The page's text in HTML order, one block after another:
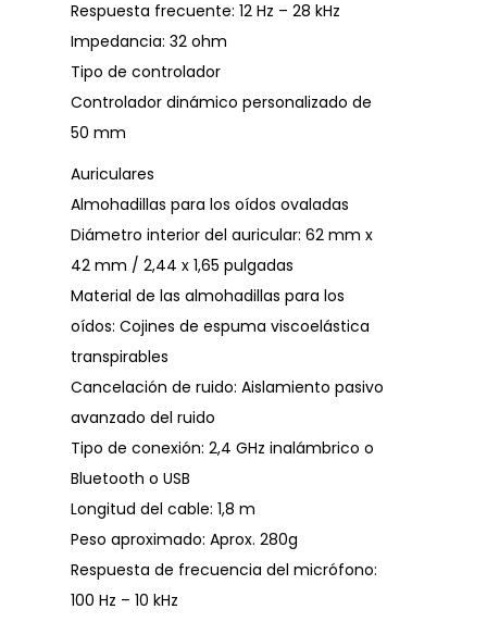
Respuesta frecuente: 12 Hz – 28 kHz
Impedancia: 32 ohm
Tipo de controlador
Controlador dinámico personalizado de
50 mm
Auriculares
Almohadillas para los oídos ovaladas
Diámetro interior del auricular: 62 mm x
42 mm / 2,44 x 1,65 pulgadas
Material de las almohadillas para los
oídos: Cojines de espuma viscoelástica
transpirables
Cancelación de ruido: Aislamiento pasivo
avanzado del ruido
Tipo de conexión: 2,4 GHz inalámbrico o
Bluetooth o USB
Longitud del cable: 1,8 m
Peso aproximado: Aprox. 280g
Respuesta de frecuencia del micrófono:
100 Hz – 10 kHz